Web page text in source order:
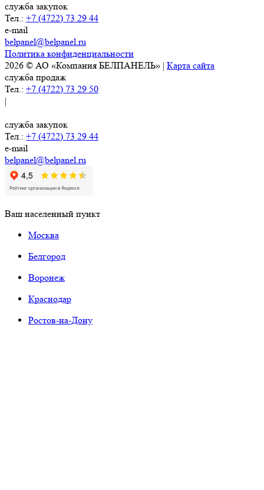
служба закупок
Тел.: +7 (4722) 73 29 44
e-mail
belpanel@belpanel.ru
Политика конфиденциальности
2026 © АО «Компания БЕЛПАНЕЛЬ» | Карта сайта
служба продаж
Тел.: +7 (4722) 73 29 50
|
служба закупок
Тел.: +7 (4722) 73 29 44
e-mail
belpanel@belpanel.ru
Ваш населенный пункт
Москва
Белгород
Воронеж
Краснодар
Ростов-на-Дону